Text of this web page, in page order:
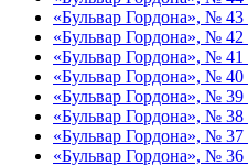
«Бульвар Гордона», № 43
«Бульвар Гордона», № 42
«Бульвар Гордона», № 41
«Бульвар Гордона», № 40
«Бульвар Гордона», № 39
«Бульвар Гордона», № 38
«Бульвар Гордона», № 37
«Бульвар Гордона», № 36